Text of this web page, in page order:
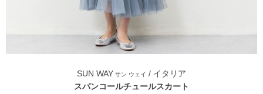
SUN WAY サン ウェイ / イタリア
スパンコールチュールスカート